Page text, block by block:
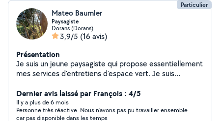
Particulier
Mateo Baumler
Paysagiste
Dorans (Dorans)
3,9/5 (16 avis)
Présentation
Je suis un jeune paysagiste qui propose essentiellement
mes services d'entretiens d'espace vert. Je suis
connaissances à mes clients. J'agis sur un large
périmètre autour de Belfort/Montbéliard.
Dernier avis laissé par François : 4/5
Il y a plus de 6 mois
Personne très réactive. Nous n'avons pas pu travailler ensemble
car pas disponible dans les temps